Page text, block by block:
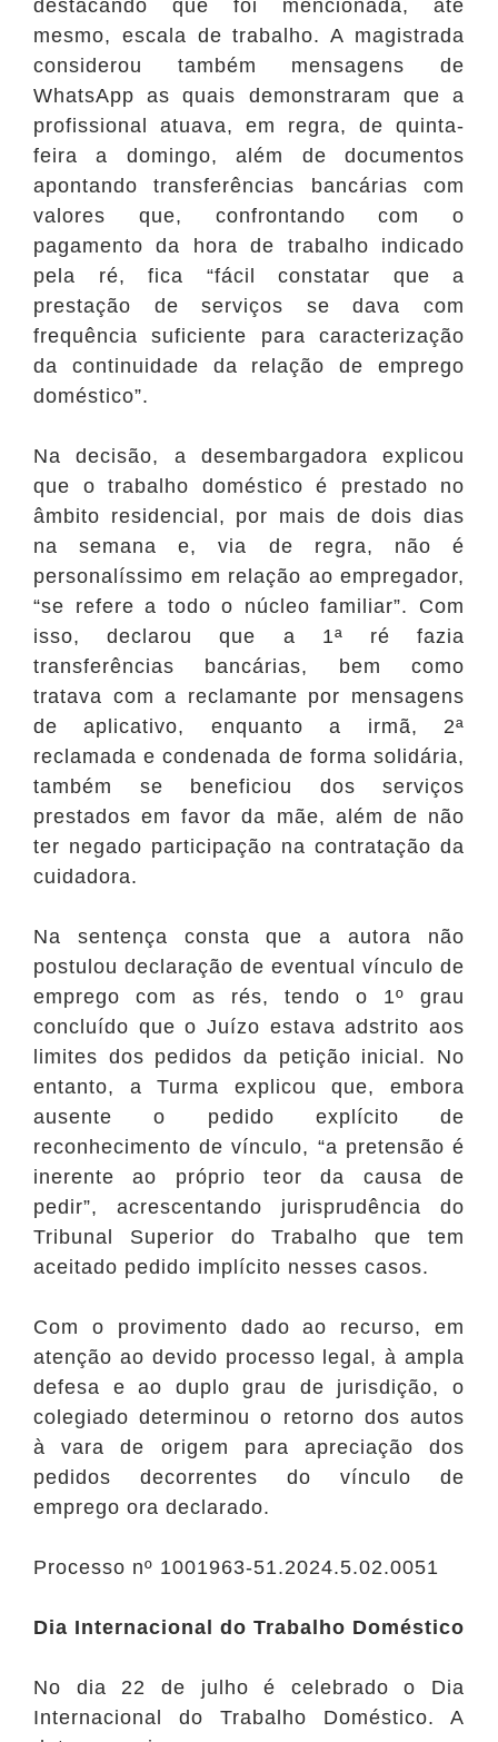
destacando que foi mencionada, até
mesmo, escala de trabalho. A magistrada
considerou também mensagens de
WhatsApp as quais demonstraram que a
profissional atuava, em regra, de quinta-
feira a domingo, além de documentos
apontando transferências bancárias com
valores que, confrontando com o
pagamento da hora de trabalho indicado
pela ré, fica “fácil constatar que a
prestação de serviços se dava com
frequência suficiente para caracterização
da continuidade da relação de emprego
doméstico”.
Na decisão, a desembargadora explicou
que o trabalho doméstico é prestado no
âmbito residencial, por mais de dois dias
na semana e, via de regra, não é
personalíssimo em relação ao empregador,
“se refere a todo o núcleo familiar”. Com
isso, declarou que a 1ª ré fazia
transferências bancárias, bem como
tratava com a reclamante por mensagens
de aplicativo, enquanto a irmã, 2ª
reclamada e condenada de forma solidária,
também se beneficiou dos serviços
prestados em favor da mãe, além de não
ter negado participação na contratação da
cuidadora.
Na sentença consta que a autora não
postulou declaração de eventual vínculo de
emprego com as rés, tendo o 1º grau
concluído que o Juízo estava adstrito aos
limites dos pedidos da petição inicial. No
entanto, a Turma explicou que, embora
ausente o pedido explícito de
reconhecimento de vínculo, “a pretensão é
inerente ao próprio teor da causa de
pedir”, acrescentando jurisprudência do
Tribunal Superior do Trabalho que tem
aceitado pedido implícito nesses casos.
Com o provimento dado ao recurso, em
atenção ao devido processo legal, à ampla
defesa e ao duplo grau de jurisdição, o
colegiado determinou o retorno dos autos
à vara de origem para apreciação dos
pedidos decorrentes do vínculo de
emprego ora declarado.
Processo nº 1001963-51.2024.5.02.0051
Dia Internacional do Trabalho Doméstico
No dia 22 de julho é celebrado o Dia
Internacional do Trabalho Doméstico. A